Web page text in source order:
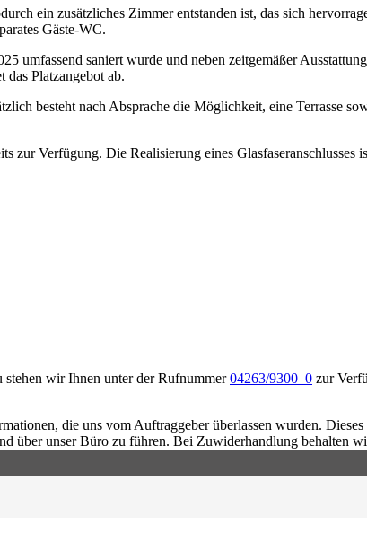
ein zusätzliches Zimmer entstanden ist, das sich
Gäste-WC.
umfassend saniert wurde und neben zeitgemäßer
Platzangebot ab.
besteht nach Absprache die Möglichkeit, eine Terrasse
Verfügung. Die Realisierung eines Glasfaseranschlusses
stehen wir Ihnen unter der Rufnummer04263/9300–0 zur
die uns vom Auftraggeber überlassen wurden.
über unser Büro zu führen. Bei Zuwiderhandlung behalten